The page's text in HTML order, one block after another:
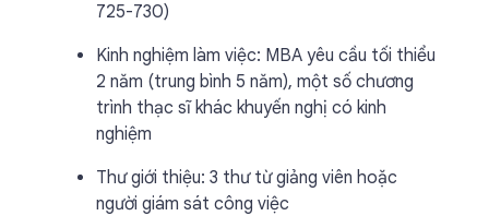
725-730)
Kinh nghiệm làm việc: MBA yêu cầu tối thiểu
2 năm (trung bình 5 năm), một số chương
trình thạc sĩ khác khuyến nghị có kinh
nghiệm
Thư giới thiệu: 3 thư từ giảng viên hoặc
người giám sát công việc